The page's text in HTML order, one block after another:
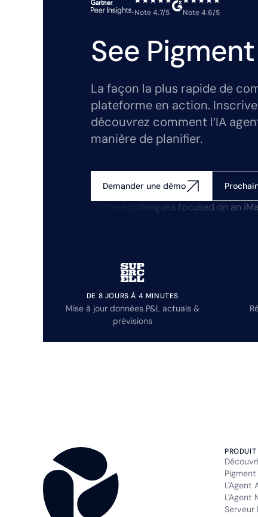
Note 4.7/5 Note 4.6/5
See
La façon la plus rapide de
plateforme en action.
découvrez comment l’IA
manière de planifier.
Demander une démo
DE 8 JOURS À 4 MINUTES
Mise à jour données P&L actuals &
prévisions
PRODUIT
Pigment
L'Agent
L'Agent
Serveur